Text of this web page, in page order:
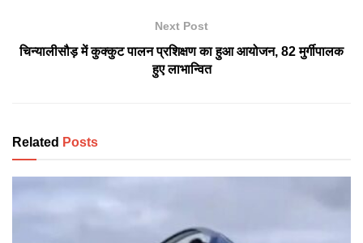
Next Post
चिन्यालीसौड़ में कुक्कुट पालन प्रशिक्षण का हुआ आयोजन, 82 मुर्गीपालक
हुए लाभान्वित
Related Posts